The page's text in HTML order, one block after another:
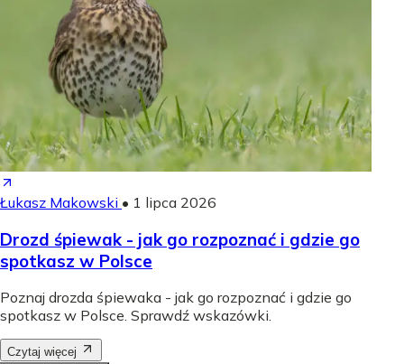
Łukasz Makowski • 1 lipca 2026
Drozd śpiewak - jak go rozpoznać i gdzie go
spotkasz w Polsce
Poznaj drozda śpiewaka - jak go rozpoznać i gdzie go
spotkasz w Polsce. Sprawdź wskazówki.
Czytaj więcej